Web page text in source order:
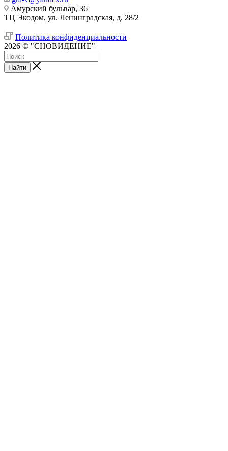
Амурский бульвар, 36
ТЦ Экодом, ул. Ленинградская, д. 28/2
Политика конфиденциальности
2026 © "СНОВИДЕНИЕ"
Найти